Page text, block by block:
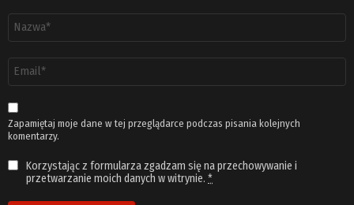
email
*
Zapamiętaj moje dane w tej przeglądarce podczas pisania kolejnych
komentarzy.
Korzystając z formularza zgadzam się na przechowywanie i
przetwarzanie moich danych w witrynie. *